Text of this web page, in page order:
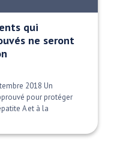
qui
ne seront
2018 Un
pour protéger
A et à la